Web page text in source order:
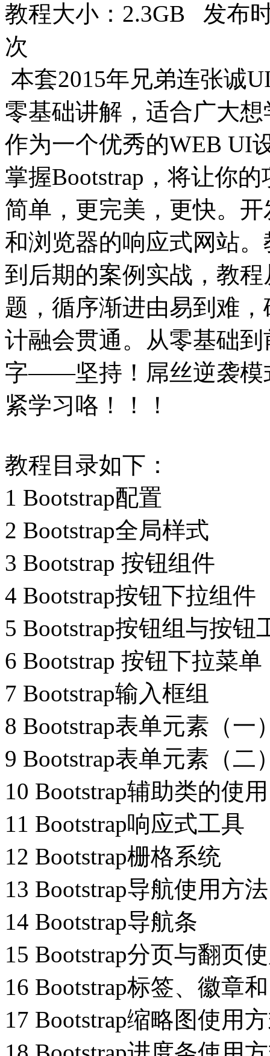
教程大小：2.3GB 发布
次
本套2015年兄弟连张诚
零基础讲解，适合广大
作为一个优秀的WEB UI
掌握Bootstrap，将让你
简单，更完美，更快。
和浏览器的响应式网站
到后期的案例实战，教
题，循序渐进由易到难
计融会贯通。从零基础
字——坚持！屌丝逆袭模
紧学习咯！！！
教程目录如下：
1 Bootstrap配置
2 Bootstrap全局样式
3 Bootstrap 按钮组件
4 Bootstrap按钮下拉组件
5 Bootstrap按钮组与按钮
6 Bootstrap 按钮下拉菜单
7 Bootstrap输入框组
8 Bootstrap表单元素（一
9 Bootstrap表单元素（二
10 Bootstrap辅助类的使用
11 Bootstrap响应式工具
12 Bootstrap栅格系统
13 Bootstrap导航使用方
14 Bootstrap导航条
15 Bootstrap分页与翻页
16 Bootstrap标签、徽章
17 Bootstrap缩略图使用